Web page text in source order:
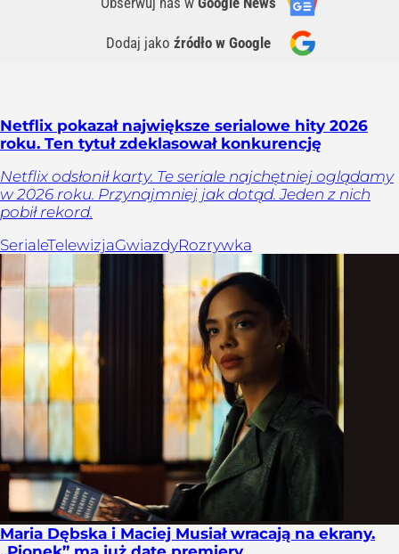
Dodaj jako źródło w Google
Netflix pokazał największe serialowe hity 2026
roku. Ten tytuł zdeklasował konkurencję
Netflix odsłonił karty. Te seriale najchętniej oglądamy
w 2026 roku. Przynajmniej jak dotąd. Jeden z nich
pobił rekord.
SerialeTelewizjaGwiazdyRozrywka
Maria Dębska i Maciej Musiał wracają na ekrany.